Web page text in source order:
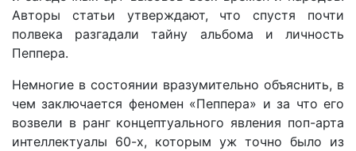
Авторы статьи утверждают, что спустя почти
полвека разгадали тайну альбома и личность
Пеппера.
Немногие в состоянии вразумительно объяснить, в
чем заключается феномен «Пеппера» и за что его
возвели в ранг концептуального явления поп-арта
интеллектуалы 60-х, которым уж точно было из